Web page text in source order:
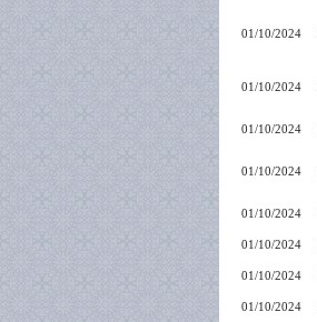
01/10/2024
01/10/2024
01/10/2024
01/10/2024
01/10/2024
01/10/2024
01/10/2024
01/10/2024